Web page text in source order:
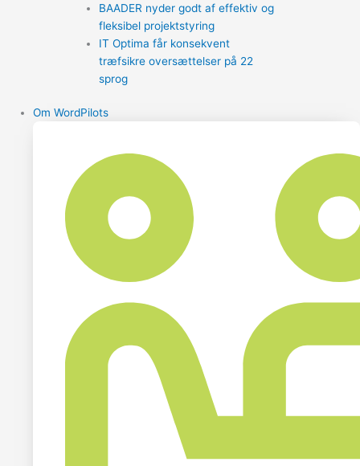
BAADER nyder godt af effektiv og
fleksibel projektstyring
IT Optima får konsekvent
træfsikre oversættelser på 22
sprog
Om WordPilots